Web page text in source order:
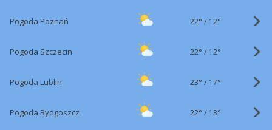
Pogoda Poznań 22° / 12°
Pogoda Szczecin 22° / 12°
Pogoda Lublin 23° / 17°
Pogoda Bydgoszcz 22° / 13°